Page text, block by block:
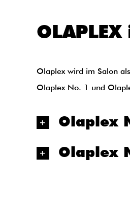
Olaplex wird im Salon
Olaplex No. 1 und
Olaplex
Olaplex